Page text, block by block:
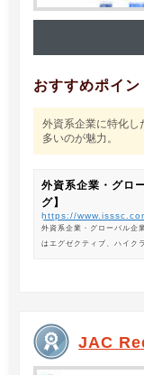
おすすめポイン
外資系企業に特化し
多いのが魅力。
外資系企業・グロ
グ】
https://
外資系企業・グローバル企
はエグゼクティブ、ハイク
JAC